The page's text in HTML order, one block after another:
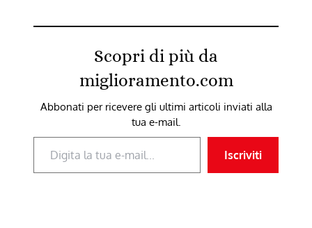
Scopri di più da
miglioramento.com
Abbonati per ricevere gli ultimi articoli inviati alla
tua e-mail.
Digita la tua e-mail...
Iscriviti